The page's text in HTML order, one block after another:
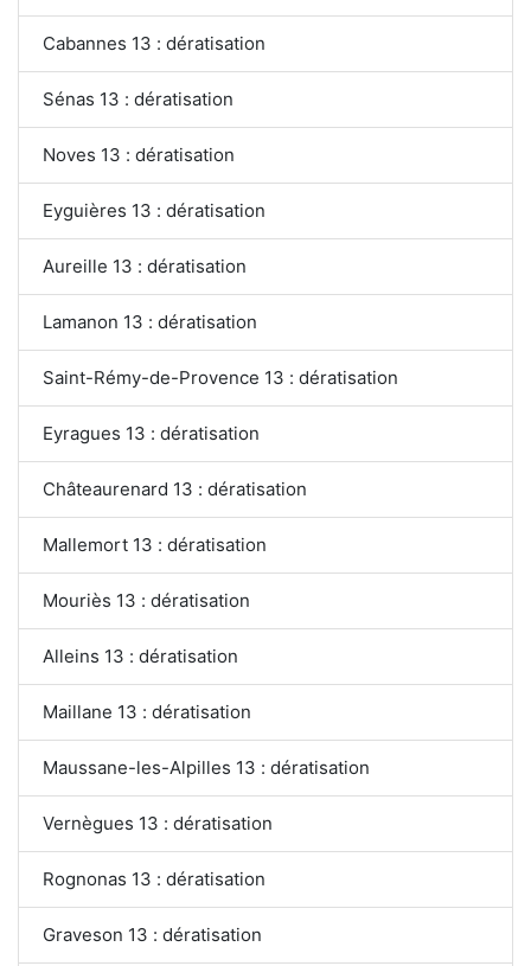
Cabannes 13 : dératisation
Sénas 13 : dératisation
Noves 13 : dératisation
Eyguières 13 : dératisation
Aureille 13 : dératisation
Lamanon 13 : dératisation
Saint-Rémy-de-Provence 13 : dératisation
Eyragues 13 : dératisation
Châteaurenard 13 : dératisation
Mallemort 13 : dératisation
Mouriès 13 : dératisation
Alleins 13 : dératisation
Maillane 13 : dératisation
Maussane-les-Alpilles 13 : dératisation
Vernègues 13 : dératisation
Rognonas 13 : dératisation
Graveson 13 : dératisation